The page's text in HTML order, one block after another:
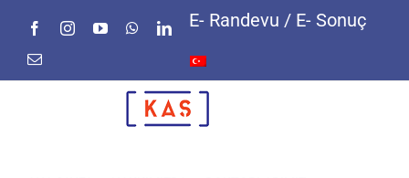
FacebookInstagramYouTubeWhatsAppLinkedIn
E-
E- Randevu / E- Sonuç